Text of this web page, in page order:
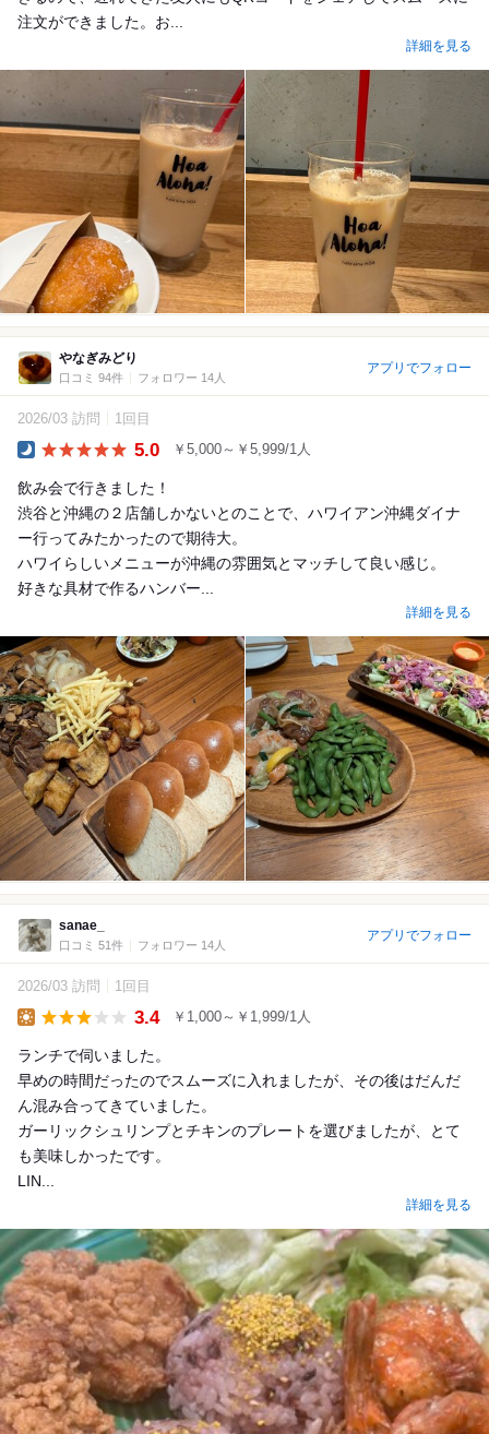
注文ができました。お...
詳細を見る
やなぎみどり
口コミ 94件 フォロワー 14人
アプリでフォロー
2026/03 訪問 1回目
5.0 ￥5,000～￥5,999/1人
飲み会で行きました！
渋谷と沖縄の２店舗しかないとのことで、ハワイアン沖縄ダイナ
ー行ってみたかったので期待大。
ハワイらしいメニューが沖縄の雰囲気とマッチして良い感じ。
好きな具材で作るハンバー...
詳細を見る
sanae_
口コミ 51件 フォロワー 14人
アプリでフォロー
2026/03 訪問 1回目
3.4 ￥1,000～￥1,999/1人
ランチで伺いました。
早めの時間だったのでスムーズに入れましたが、その後はだんだ
ん混み合ってきていました。
ガーリックシュリンプとチキンのプレートを選びましたが、とて
も美味しかったです。
LIN...
詳細を見る